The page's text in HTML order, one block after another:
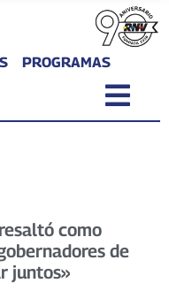
PROGRAMAS
como
de
juntos»